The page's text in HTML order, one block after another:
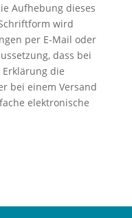
Aufhebung dieses
wird
per E-Mail oder
dass bei
die
bei einem Versand
elektronische